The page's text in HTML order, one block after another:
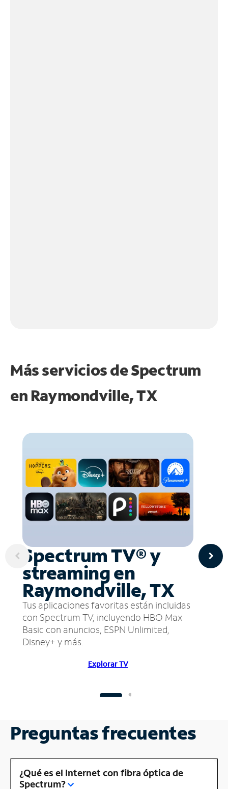
Más servicios de Spectrum
en Raymondville, TX
Spectrum TV® y
streaming en
Raymondville, TX
Tus aplicaciones favoritas están incluidas
con Spectrum TV, incluyendo HBO Max
Basic con anuncios, ESPN Unlimited,
Disney+ y más.
Explorar TV
Preguntas frecuentes
¿Qué es el Internet con fibra óptica de
Spectrum?